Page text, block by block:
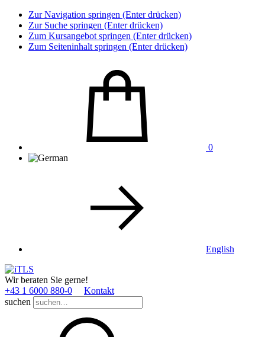
Zur Navigation springen (Enter drücken)
Zur Suche springen (Enter drücken)
Zum Kursangebot springen (Enter drücken)
Zum Seiteninhalt springen (Enter drücken)
0
English
Wir beraten Sie gerne!
+43 1 6000 880­-0
Kontakt
suchen